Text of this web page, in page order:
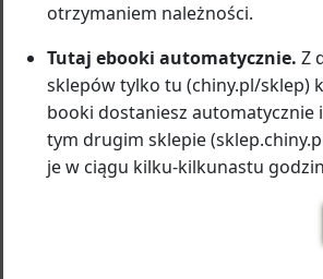
otrzymaniem należności.
Tutaj ebooki automatycznie. Z
sklepów tylko tu (chiny.pl/sklep)
booki dostaniesz automatycznie
tym drugim sklepie
je w ciągu kilku-kilkunastu